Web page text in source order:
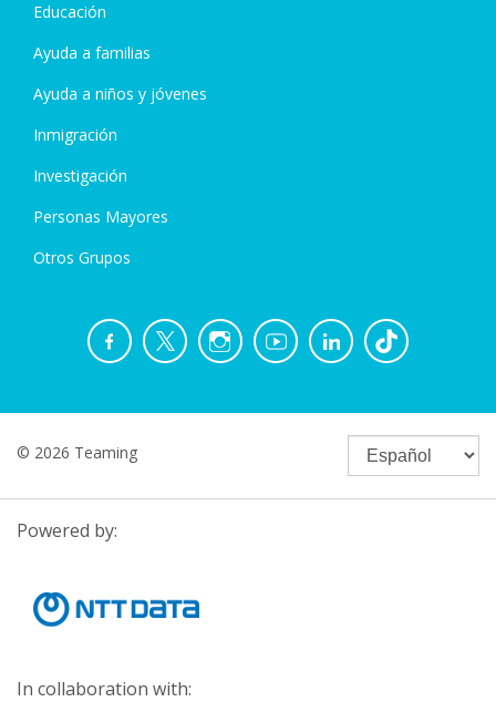
Educación
Ayuda a familias
Ayuda a niños y jóvenes
Inmigración
Investigación
Personas Mayores
Otros Grupos
© 2026 Teaming
Powered by:
In collaboration with: